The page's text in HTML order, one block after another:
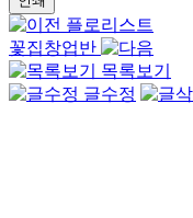
플로리스트
꽃집창업반
목록보기
글수정